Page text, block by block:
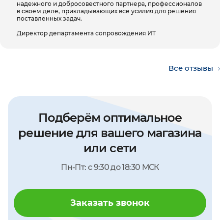
оборудование.
надежного и добросовестного партнера, профессионалов
в своем деле, прикладывающих все усилия для решения
поставленных задач.
Директор департамента сопровождения ИТ
Все отзывы
Подберём оптимальное
решение для вашего магазина
или сети
Пн-Пт: с 9:30 до 18:30 МСК
Заказать звонок